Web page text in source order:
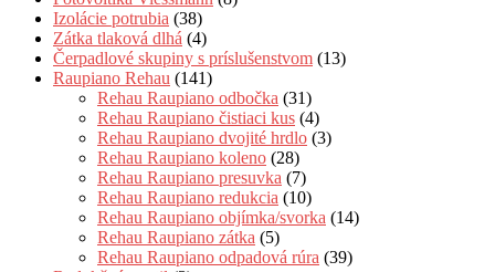
Izolácie potrubia (38)
Zátka tlaková dlhá (4)
Čerpadlové skupiny s príslušenstvom (13)
Raupiano Rehau (141)
Rehau Raupiano odbočka (31)
Rehau Raupiano čistiaci kus (4)
Rehau Raupiano dvojité hrdlo (3)
Rehau Raupiano koleno (28)
Rehau Raupiano presuvka (7)
Rehau Raupiano redukcia (10)
Rehau Raupiano objímka/svorka (14)
Rehau Raupiano zátka (5)
Rehau Raupiano odpadová rúra (39)